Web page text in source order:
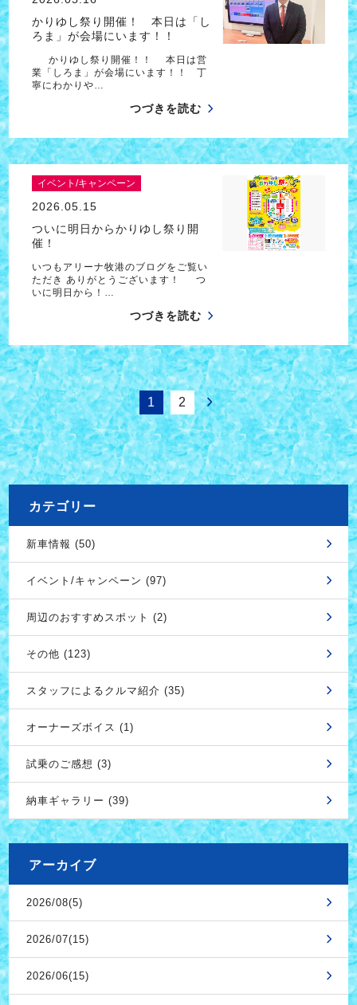
かりゆし祭り開催！ 本日は「し
ろま」が会場にいます！！
かりゆし祭り開催！！ 本日は営
業「しろま」が会場にいます！！ 丁
寧にわかりや…
つづきを読む
イベント/キャンペーン
2026.05.15
ついに明日からかりゆし祭り開
催！
いつもアリーナ牧港のブログをご覧い
ただき ありがとうございます！ つ
いに明日から！…
つづきを読む
1 2
カテゴリー
新車情報 (50)
イベント/キャンペーン (97)
周辺のおすすめスポット (2)
その他 (123)
スタッフによるクルマ紹介 (35)
オーナーズボイス (1)
試乗のご感想 (3)
納車ギャラリー (39)
アーカイブ
2026/08(5)
2026/07(15)
2026/06(15)